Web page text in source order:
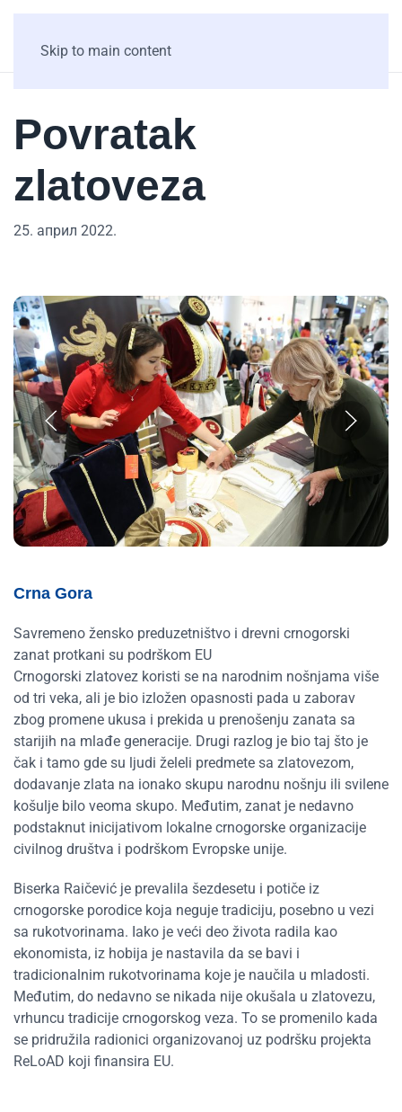
Skip to main content
Povratak
zlatoveza
25. април 2022.
Crna Gora
Savremeno žensko preduzetništvo i drevni crnogorski
zanat protkani su podrškom EU
Crnogorski zlatovez koristi se na narodnim nošnjama više
od tri veka, ali je bio izložen opasnosti pada u zaborav
zbog promene ukusa i prekida u prenošenju zanata sa
starijih na mlađe generacije. Drugi razlog je bio taj što je
čak i tamo gde su ljudi želeli predmete sa zlatovezom,
dodavanje zlata na ionako skupu narodnu nošnju ili svilene
košulje bilo veoma skupo. Međutim, zanat je nedavno
podstaknut inicijativom lokalne crnogorske organizacije
civilnog društva i podrškom Evropske unije.
Biserka Raičević je prevalila šezdesetu i potiče iz
crnogorske porodice koja neguje tradiciju, posebno u vezi
sa rukotvorinama. Iako je veći deo života radila kao
ekonomista, iz hobija je nastavila da se bavi i
tradicionalnim rukotvorinama koje je naučila u mladosti.
Međutim, do nedavno se nikada nije okušala u zlatovezu,
vrhuncu tradicije crnogorskog veza. To se promenilo kada
se pridružila radionici organizovanoj uz podršku projekta
ReLoAD koji finansira EU.